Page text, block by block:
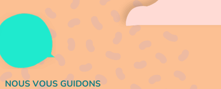
NOUS VOUS GUIDONS